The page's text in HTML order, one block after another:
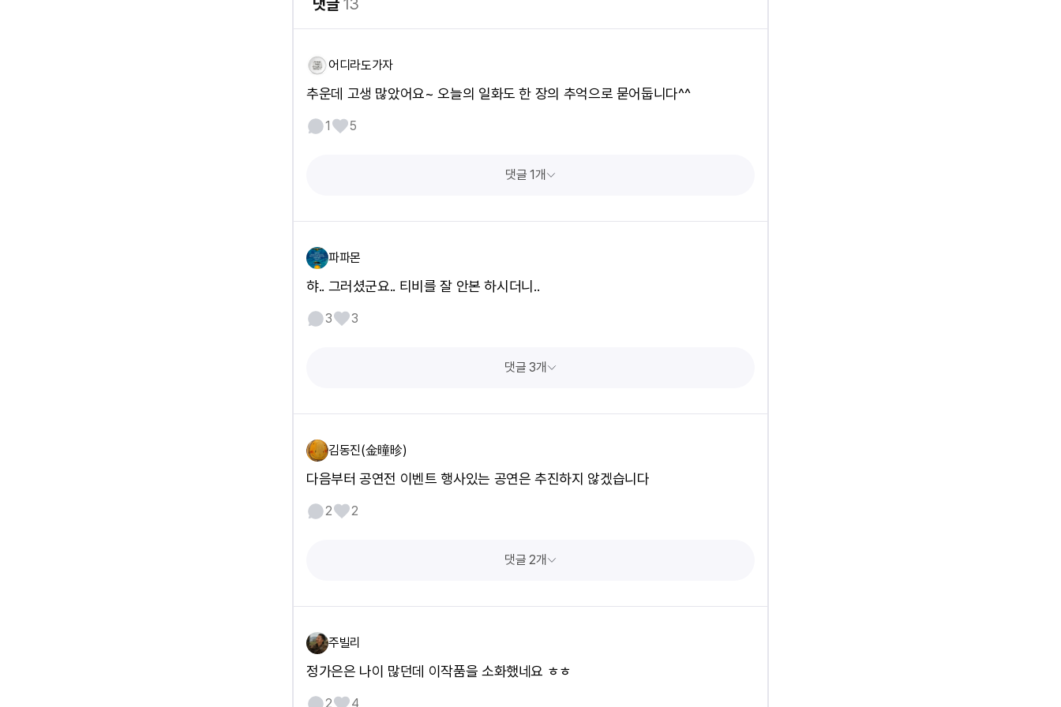
댓글13
어디라도가자
추운데 고생 많았어요~ 오늘의 일화도 한 장의 추억으로 묻어둡니다^^
1 5
댓글 1개
파파몬
햐.. 그러셨군요.. 티비를 잘 안본 하시더니..
3 3
댓글 3개
김동진(金曈昣)
다음부터 공연전 이벤트 행사있는 공연은 추진하지 않겠습니다
2 2
댓글 2개
주빌리
정가은은 나이 많던데 이작품을 소화했네요 ㅎㅎ
2 4